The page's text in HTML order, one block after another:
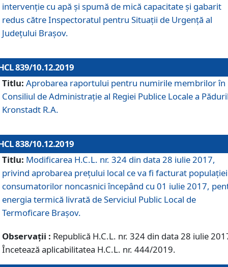
intervenție cu apă și spumă de mică capacitate și gabarit
redus către Inspectoratul pentru Situaţii de Urgenţă al
Judeţului Brașov.
839/10.12.2019
Titlu: Aprobarea raportului pentru numirile membrilor în
Consiliul de Administraţie al Regiei Publice Locale a
Kronstadt R.A.
838/10.12.2019
Titlu: Modificarea H.C.L. nr. 324 din data 28 iulie 2017,
privind aprobarea preţului local ce va fi facturat
consumatorilor noncasnici începând cu 01 iulie 2017,
energia termică livrată de Serviciul Public Local de
Termoficare Braşov.
Observații : Republică H.C.L. nr. 324 din data 28 iulie
Încetează aplicabilitatea H.C.L. nr. 444/2019.